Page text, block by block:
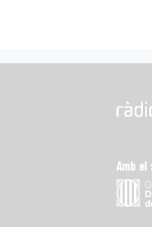
Amb el